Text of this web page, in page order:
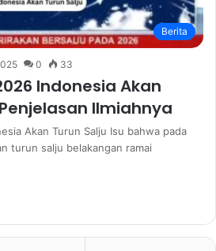
Berita
0 33
Indonesia Akan
Ilmiahnya
Akan Turun Salju Isu bahwa pada
turun salju belakangan ramai